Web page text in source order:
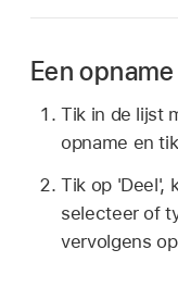
Een
Tik in de lijst
opname en
Tik op 'Deel',
selecteer of
vervolgens